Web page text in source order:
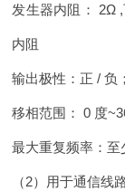
发生器内阻： 2Ω
内阻
输出极性：正 / 负；
移相范围： 0 度
最大重复频率：至
（2）用于通信线